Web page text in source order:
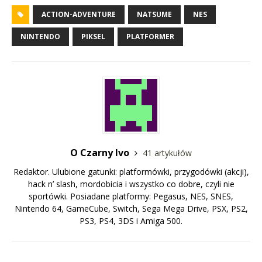
ACTION-ADVENTURE NATSUME NES
NINTENDO PIKSEL PLATFORMER
O Czarny Ivo
41 artykułów
Redaktor. Ulubione gatunki: platformówki, przygodówki (akcji),
hack n’ slash, mordobicia i wszystko co dobre, czyli nie
sportówki. Posiadane platformy: Pegasus, NES, SNES,
Nintendo 64, GameCube, Switch, Sega Mega Drive, PSX, PS2,
PS3, PS4, 3DS i Amiga 500.